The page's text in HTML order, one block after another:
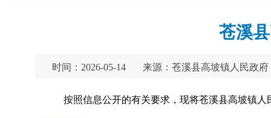
苍溪
时间：2026-05-14 来源：苍溪县高坡镇人民政府
按照信息公开的有关要求，现将苍溪县高坡镇